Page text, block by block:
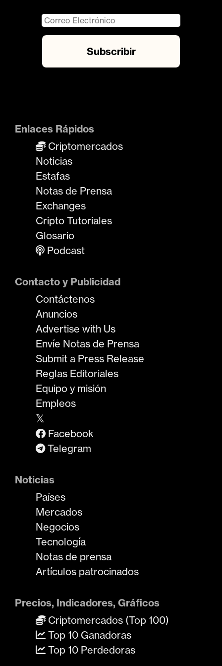
Enlaces Rápidos
Criptomercados
Noticias
Estafas
Notas de Prensa
Exchanges
Cripto Tutoriales
Glosario
Podcast
Contacto y Publicidad
Contáctenos
Anuncios
Advertise with Us
Envíe Notas de Prensa
Submit a Press Release
Reglas Editoriales
Equipo y misión
Empleos
𝕏
Facebook
Telegram
Noticias
Países
Mercados
Negocios
Tecnología
Notas de prensa
Artículos patrocinados
Precios, Indicadores, Gráficos
Criptomercados (Top 100)
Top 10 Ganadoras
Top 10 Perdedoras